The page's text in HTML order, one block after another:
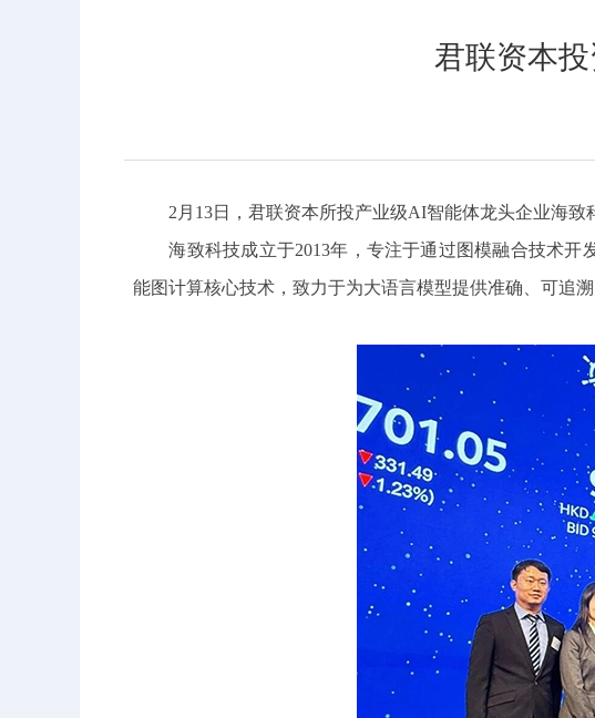
君联资本
2月13日，君联资本所投产业级AI智能体龙头企业海致
海致科技成立于2013年，专注于通过图模融合技术开
能图计算核心技术，致力于为大语言模型提供准确、可追